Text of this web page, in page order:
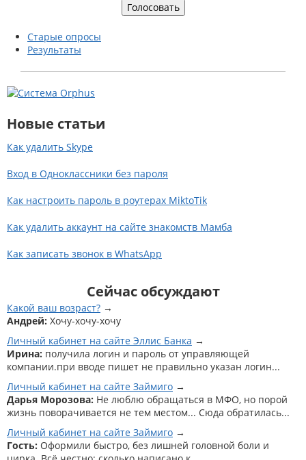
Старые опросы
Результаты
Новые статьи
Как удалить Skype
Вход в Одноклассники без пароля
Как настроить пароль в роутерах MiktoTik
Как удалить аккаунт на сайте знакомств Мамба
Как записать звонок в WhatsApp
Сейчас обсуждают
Какой ваш возраст?
Андрей: Хочу-хочу-хочу
Личный кабинет на сайте Эллис Банка
Ирина: получила логин и пароль от управляющей
компании.при вводе пишет не правильно указан логин...
Личный кабинет на сайте Займиго
Дарья Морозова: Не люблю обращаться в МФО, но порой
жизнь поворачивается не тем местом... Сюда обратилась...
Личный кабинет на сайте Займиго
Гость: Оформили быстро, без лишней головной боли и